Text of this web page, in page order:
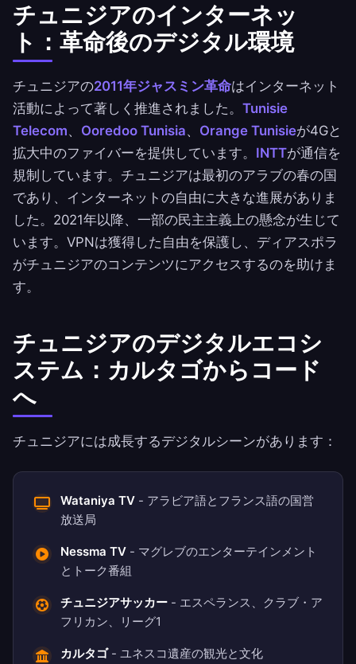
チュニジアのインターネッ
ト：革命後のデジタル環境
チュニジアの2011年ジャスミン革命はインターネット
活動によって著しく推進されました。 Tunisie
Telecom、 Ooredoo Tunisia、 Orange Tunisieが4Gと
拡大中のファイバーを提供しています。 INTTが通信を
規制しています。チュニジアは最初のアラブの春の国
であり、インターネットの自由に大きな進展がありま
した。2021年以降、一部の民主主義上の懸念が生じて
います。VPNは獲得した自由を保護し、ディアスポラ
がチュニジアのコンテンツにアクセスするのを助けま
す。
チュニジアのデジタルエコシ
ステム：カルタゴからコード
へ
チュニジアには成長するデジタルシーンがあります：
Wataniya TV - アラビア語とフランス語の国営
放送局
Nessma TV - マグレブのエンターテインメント
とトーク番組
チュニジアサッカー - エスペランス、クラブ・ア
フリカン、リーグ1
カルタゴ- ユネスコ遺産の観光と文化